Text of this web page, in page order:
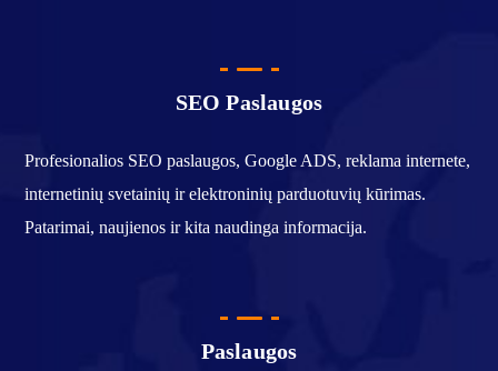
SEO Paslaugos
Profesionalios SEO paslaugos, Google ADS, reklama internete,
internetinių svetainių ir elektroninių parduotuvių kūrimas.
Patarimai, naujienos ir kita naudinga informacija.
Paslaugos